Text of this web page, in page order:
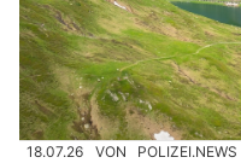
18.07.26 VON